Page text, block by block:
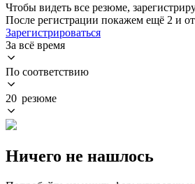
Чтобы видеть все резюме,
После регистрации покажем ещё 2 и
Зарегистрироваться
За всё время
По соответствию
20 резюме
Ничего не нашлось